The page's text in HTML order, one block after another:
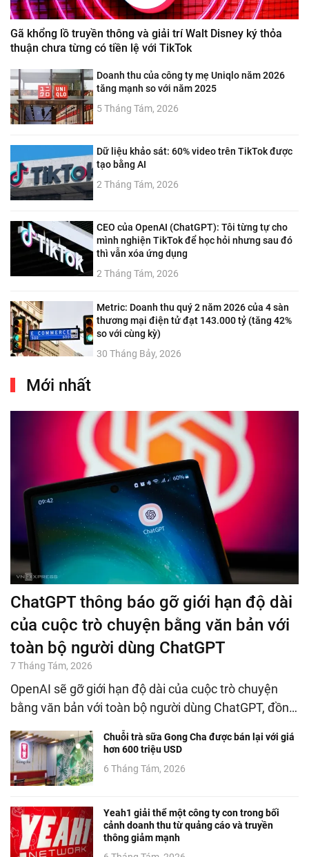
Gã khổng lồ truyền thông và giải trí Walt Disney ký thỏa
thuận chưa từng có tiền lệ với TikTok
Doanh thu của công ty mẹ Uniqlo năm 2026
tăng mạnh so với năm 2025
5 Tháng Tám, 2026
Dữ liệu khảo sát: 60% video trên TikTok được
tạo bằng AI
2 Tháng Tám, 2026
CEO của OpenAI (ChatGPT): Tôi từng tự cho
mình nghiện TikTok để học hỏi nhưng sau đó
thì vẫn xóa ứng dụng
2 Tháng Tám, 2026
Metric: Doanh thu quý 2 năm 2026 của 4 sàn
thương mại điện tử đạt 143.000 tỷ (tăng 42%
so với cùng kỳ)
30 Tháng Bảy, 2026
Mới nhất
ChatGPT thông báo gỡ giới hạn độ dài
của cuộc trò chuyện bằng văn bản với
toàn bộ người dùng ChatGPT
7 Tháng Tám, 2026
OpenAI sẽ gỡ giới hạn độ dài của cuộc trò chuyện
bằng văn bản với toàn bộ người dùng ChatGPT, đồn…
Chuỗi trà sữa Gong Cha được bán lại với giá
hơn 600 triệu USD
6 Tháng Tám, 2026
Yeah1 giải thể một công ty con trong bối
cảnh doanh thu từ quảng cáo và truyền
thông giảm mạnh